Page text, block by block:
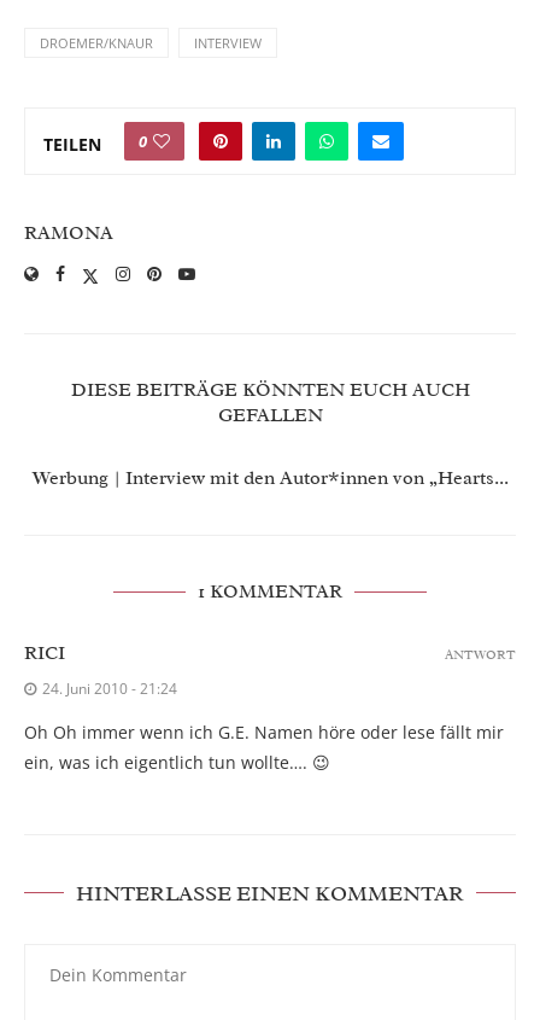
DROEMER/KNAUR INTERVIEW
TEILEN 0
RAMONA
DIESE BEITRÄGE KÖNNTEN EUCH AUCH
GEFALLEN
Werbung | Interview mit den Autor*innen von „Hearts...
1 KOMMENTAR
RICI
24. Juni 2010 - 21:24
Oh Oh immer wenn ich G.E. Namen höre oder lese fällt mir
ein, was ich eigentlich tun wollte…. 😉
ANTWORT
HINTERLASSE EINEN KOMMENTAR